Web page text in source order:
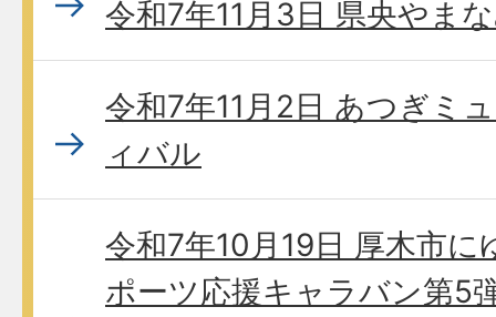
令和7年11月3日 県央やま
令和7年11月2日 あつぎミ
ィバル
令和7年10月19日 厚木市
ポーツ応援キャラバン第5